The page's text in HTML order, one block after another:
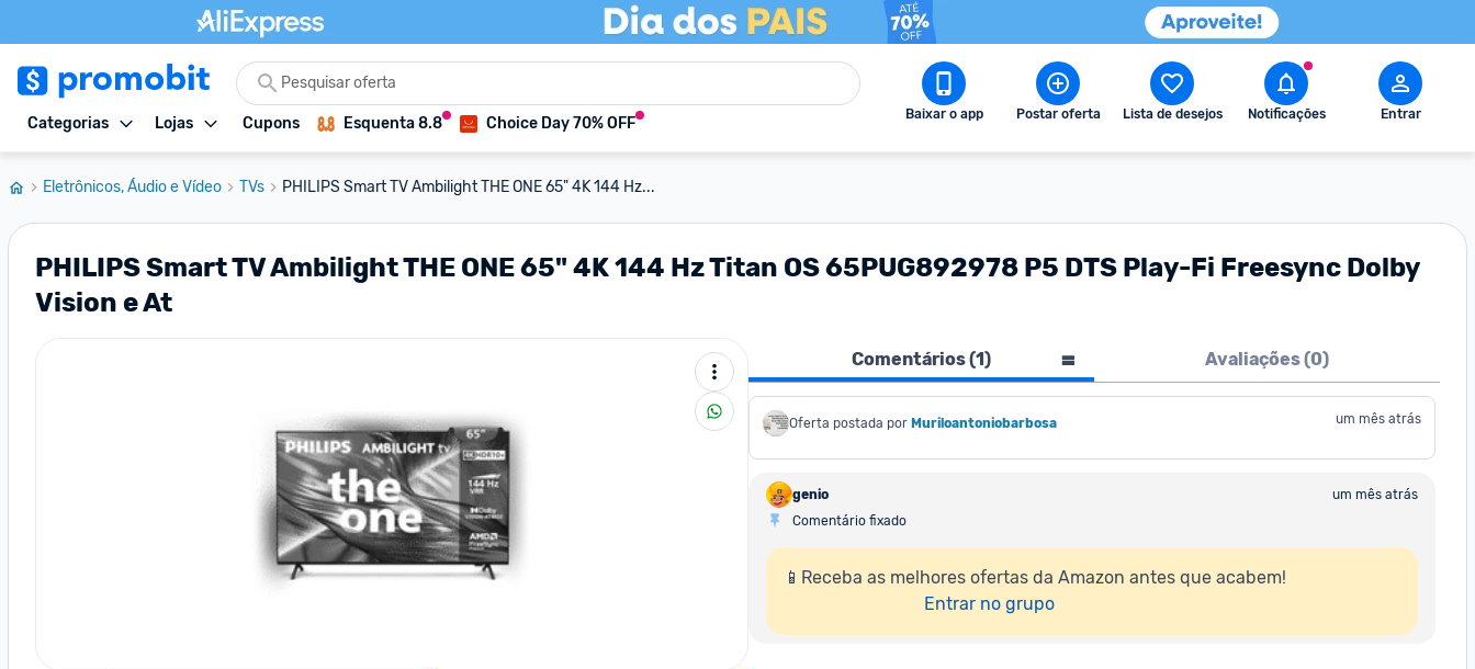
Categorias Lojas Cupons Esquenta 8.8 Choice Day 70% OFF Baixar o app Postar oferta Lista de desejos Notificações Entrar
Eletrônicos, Áudio e Vídeo TVs PHILIPS Smart TV Ambilight THE ONE 65" 4K 144 Hz...
PHILIPS Smart TV Ambilight THE ONE 65" 4K 144 Hz Titan OS 65PUG892978 P5 DTS Play-Fi Freesync Dolby
Vision e At
Comentários (1) Avaliações (0)
Oferta postada por Muriloantoniobarbosa um mês atrás
genio
um mês atrás
Comentário fixado
📱Receba as melhores ofertas da Amazon antes que acabem!
Entrar no grupo